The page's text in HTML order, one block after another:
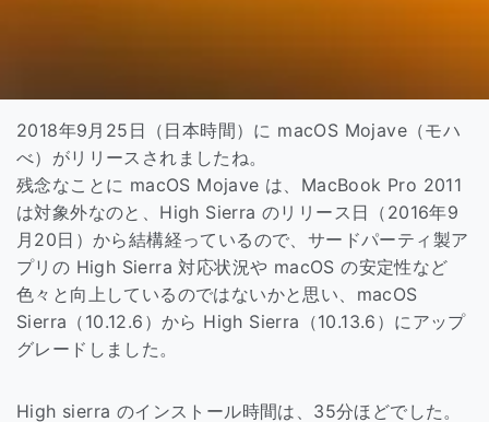
2018年9月25日（日本時間）に macOS Mojave（モハ
べ）がリリースされましたね。
残念なことに macOS Mojave は、MacBook Pro 2011
は対象外なのと、High Sierra のリリース日（2016年9
月20日）から結構経っているので、サードパーティ製ア
プリの High Sierra 対応状況や macOS の安定性など
色々と向上しているのではないかと思い、macOS
Sierra（10.12.6）から High Sierra（10.13.6）にアップ
グレードしました。
High sierra のインストール時間は、35分ほどでした。